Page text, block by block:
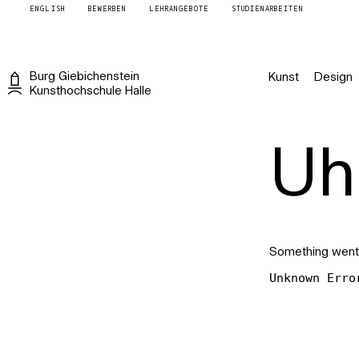
ENGLISH BEWERBEN LEHRANGEBOTE STUDIENARBEITEN
Burg Giebichenstein
Kunsthochschule Halle
Kunst Design
Something
Unknown